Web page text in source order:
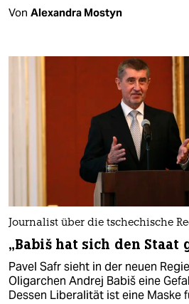
Von Alexandra Mostyn
Journalist über die tschechische
„Babiš hat sich den Staat
Pavel Safr sieht in der neuen
Oligarchen Andrej Babiš eine
Dessen Liberalität ist eine Maske